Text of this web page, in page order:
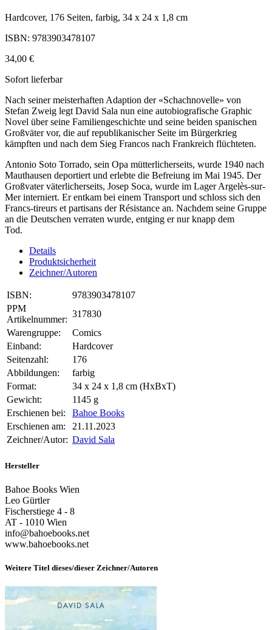
Hardcover, 176 Seiten, farbig, 34 x 24 x 1,8 cm
ISBN: 9783903478107
34,00 €
Sofort lieferbar
Nach seiner meisterhaften Adaption der «Schachnovelle» von
Stefan Zweig legt David Sala nun eine autobiografische Graphic
Novel über seine Familiengeschichte und seine beiden spanischen
Großväter vor, die auf republikanischer Seite im Bürgerkrieg
kämpften und nach dem Sieg Francos nach Frankreich flüchteten.
Antonio Soto Torrado, sein Opa mütterlicherseits, wurde 1940 nach
Mauthausen deportiert und erlebte die Befreiung im Mai 1945. Der
Großvater väterlicherseits, Josep Soca, wurde im Lager Argelès-sur-
Mer interniert. Er entkam bei einem Transport und schloss sich den
Francs-tireurs et partisans der Résistance an. Nachdem seine Gruppe
an die Deutschen verraten wurde, entging er nur knapp dem
Tod.
Details
Produktsicherheit
Zeichner/Autoren
ISBN:
9783903478107
PPM
Artikelnummer:
317830
Warengruppe:
Comics
Einband:
Hardcover
Seitenzahl:
176
Abbildungen:
farbig
Format:
34 x 24 x 1,8 cm (HxBxT)
Gewicht:
1145 g
Erschienen bei:
Bahoe Books
Erschienen am:
21.11.2023
Zeichner/Autor: David Sala
Hersteller
Bahoe Books Wien
Leo Gürtler
Fischerstiege 4 - 8
AT - 1010 Wien
info@bahoebooks.net
www.bahoebooks.net
Weitere Titel dieses/dieser Zeichner/Autoren